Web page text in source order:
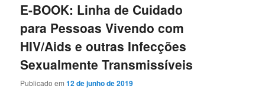
E-BOOK: Linha de Cuidado
para Pessoas Vivendo com
HIV/Aids e outras Infecções
Sexualmente Transmissíveis
Publicado em12 de junho de 2019